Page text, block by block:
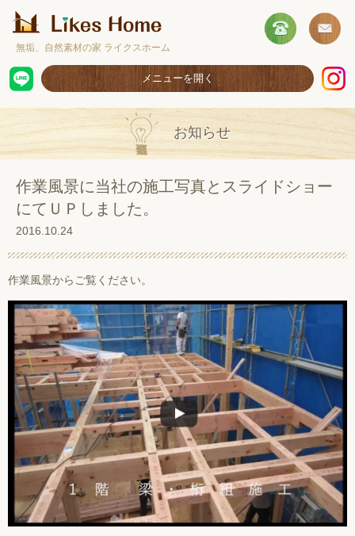
無垢、自然素材の家 ライクスホーム
メニューを開く
ホーム
コンセプト
施工事例
取扱商品
ショールームのご案内
採用情報
お知らせ
作業風景に当社の施工写真とスライドショー
にてＵＰしました。
2016.10.24
作業風景からご覧ください。